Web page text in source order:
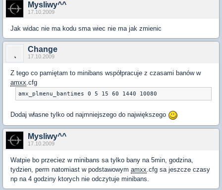
Mysliwy^^
17.10.2009
Jak widac nie ma kodu sma wiec nie ma jak zmienic
Change
17.10.2009
Z tego co pamiętam to minibans współpracuje z czasami banów w
amxx.cfg
amx_plmenu_bantimes 0 5 15 60 1440 10080
Dodaj własne tylko od najmniejszego do największego
Mysliwy^^
17.10.2009
Watpie bo przeciez w minibans sa tylko bany na 5min, godzina,
tydzien, perm natomiast w podstawowym amxx .cfg sa jeszcze czasy
np na 4 godziny ktorych nie odczytuje minibans.